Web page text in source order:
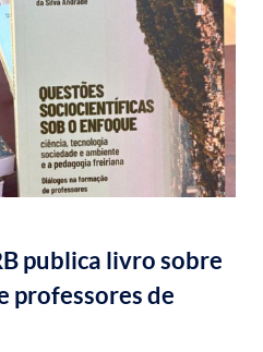
publica livro sobre
professores de